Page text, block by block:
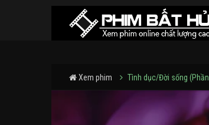
Xem phim Tình dục/Đời sống